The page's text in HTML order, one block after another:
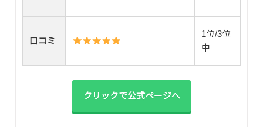
口コミ
1位/3位
中
クリックで公式ページへ